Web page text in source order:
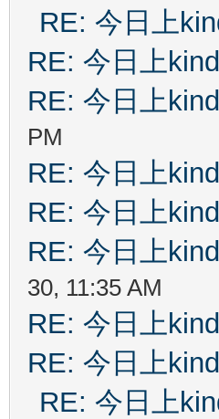
RE: 今日上
RE: 今日上
RE: 今日上
PM
RE: 今日上
RE: 今日上
RE: 今日上
30, 11:35 AM
RE: 今日上
RE: 今日上
RE: 今日上